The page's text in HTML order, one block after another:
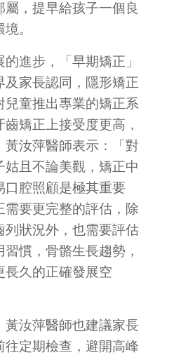
屬，提早給孩子一個良
。
進步，「早期矯正」
及家長認同，隱形矯正
兒童推出專業的矯正系
矯正上接受度更高，
黃汝萍醫師表示：「對
姑且不論美觀，矯正中
口腔照顧是極其重要
需要更完整的評估，除
列狀況外，也需要評估
慣，骨骼生長趨勢，
長久的正確發展空
黃汝萍醫師也建議家長
往定期檢查，避開高峰